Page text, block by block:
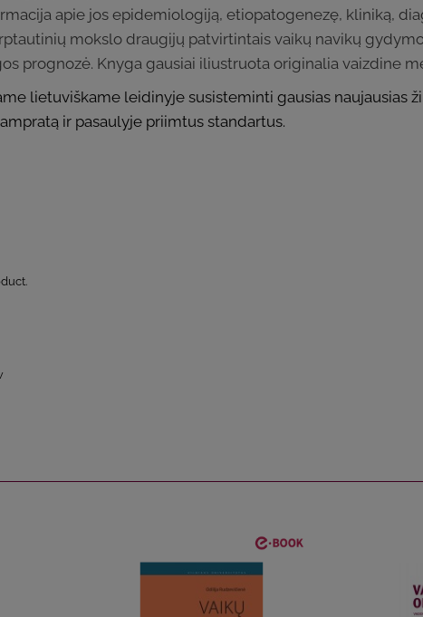
apie jos epidemiologiją, etiopatogenezę, kliniką,
mokslo draugijų patvirtintais vaikų navikų
prognozė. Knyga gausiai iliustruota originalia vaizdine
lietuviškame leidinyje susisteminti gausias naujausias
ir pasaulyje priimtus standartus.